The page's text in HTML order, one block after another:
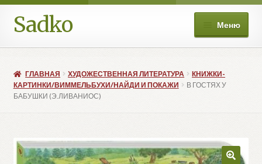
Перейти
к
навигации
Перейти
к
содержимому
Sadko Меню
Книжные подборки
Магазин
меню
Мой аккаунт
ГЛАВНАЯ ХУДОЖЕСТВЕННАЯ ЛИТЕРАТУРА
КНИЖКИ-
КАРТИНКИ/ВИММЕЛЬБУХИ/НАЙДИ И ПОКАЖИ
В ГОСТЯХ У
БАБУШКИ (Э.ЛИВАНИОС)